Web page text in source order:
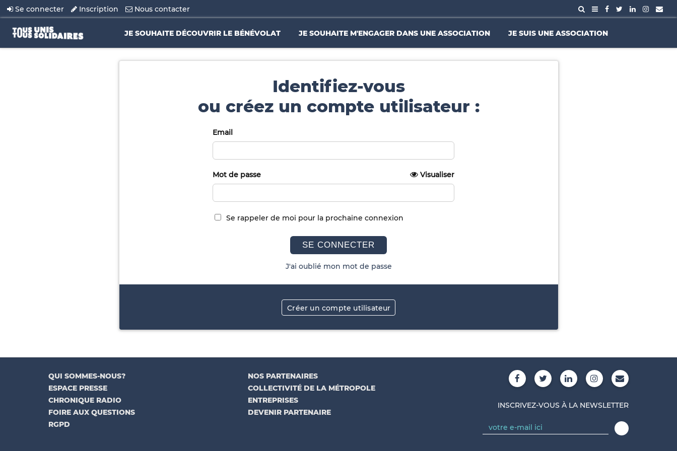
Se connecter Inscription Nous contacter
JE SOUHAITE DÉCOUVRIR LE BÉNÉVOLAT JE SOUHAITE M'ENGAGER DANS UNE ASSOCIATION JE SUIS UNE ASSOCIATION
Identifiez-vous
ou créez un compte utilisateur :
Email
Mot de passe Visualiser
Se rappeler de moi pour la prochaine connexion
SE CONNECTER
J'ai oublié mon mot de passe
Créer un compte utilisateur
QUI SOMMES-NOUS?
ESPACE PRESSE
CHRONIQUE RADIO
FOIRE AUX QUESTIONS
RGPD
NOS PARTENAIRES
COLLECTIVITÉ DE LA MÉTROPOLE
ENTREPRISES
DEVENIR PARTENAIRE
INSCRIVEZ-VOUS À LA NEWSLETTER